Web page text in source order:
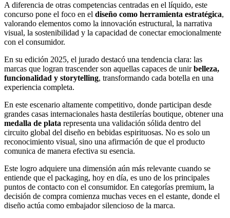
A diferencia de otras competencias centradas en el líquido, este
concurso pone el foco en el diseño como herramienta estratégica,
valorando elementos como la innovación estructural, la narrativa
visual, la sostenibilidad y la capacidad de conectar emocionalmente
con el consumidor.
En su edición 2025, el jurado destacó una tendencia clara: las
marcas que logran trascender son aquellas capaces de unirbelleza,
funcionalidad y storytelling, transformando cada botella en una
experiencia completa.
En este escenario altamente competitivo, donde participan desde
grandes casas internacionales hasta destilerías boutique, obtener una
medalla de plata representa una validación sólida dentro del
circuito global del diseño en bebidas espirituosas. No es solo un
reconocimiento visual, sino una afirmación de que el producto
comunica de manera efectiva su esencia.
Este logro adquiere una dimensión aún más relevante cuando se
entiende que el packaging, hoy en día, es uno de los principales
puntos de contacto con el consumidor. En categorías premium, la
decisión de compra comienza muchas veces en el estante, donde el
diseño actúa como embajador silencioso de la marca.